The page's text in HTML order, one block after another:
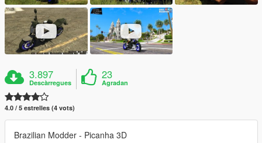
3.897
Descàrregues
23
Agradan
4.0 / 5 estrelles (4 vots)
Brazilian Modder - Picanha 3D